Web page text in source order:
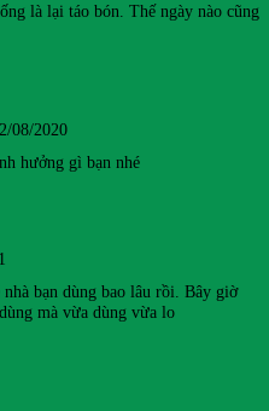
là lại táo bón. Thế ngày nào cũng
08/2020
hưởng gì bạn nhé
bạn dùng bao lâu rồi. Bây giờ
mà vừa dùng vừa lo